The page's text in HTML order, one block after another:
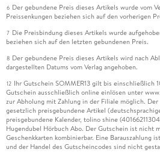
6 Der gebundene Preis dieses Artikels wurde vom
Preissenkungen beziehen sich auf den vorherigen
7 Die Preisbindung dieses Artikels wurde
beziehen sich auf den letzten gebundenen Preis.
8 Der gebundene Preis dieses Artikels wird nach
dargestellten Datums vom Verlag angehoben.
12 Ihr Gutschein SOMMER13 gilt bis einschließlich
Gutschein ausschließlich online einlösen unter
zur Abholung mit Zahlung in der Filiale möglich.
gesetzlich preisgebundene Artikel
preisgebundene Kalender, tolino shine
Hugendubel Hörbuch Abo. Der Gutschein ist nicht
Geschenkkarten kombinierbar. Eine Barauszahlung
und der Handel des Gutscheincodes sind nicht